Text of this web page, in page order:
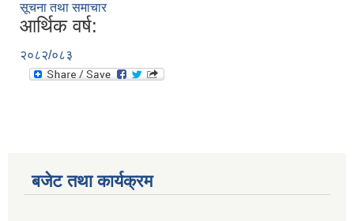
सूचना तथा समाचार
आर्थिक वर्ष:
२०८२/०८३
बजेट तथा कार्यक्रम